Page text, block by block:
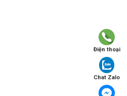
Điện thoại
Chat Zalo